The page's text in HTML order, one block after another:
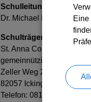
Schulleitung
Dr. Michael Maier
Schulträger
St. Anna Colleg
gemeinnützige GmbH
Zeller Weg 27
82057 Icking
Telefon: 08178 / 9094-0